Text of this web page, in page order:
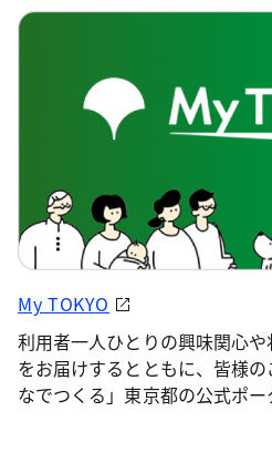
My TOKYO
利用者一人ひとりの興味関心
をお届けするとともに、皆様
なでつくる」東京都の公式ポー